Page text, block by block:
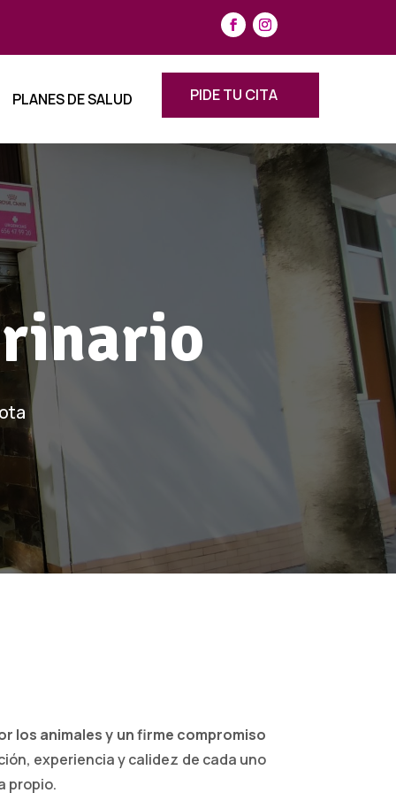
PLANES DE SALUD PIDE TU CITA
los animales y un firme compromiso
experiencia y calidez de cada uno
propio.